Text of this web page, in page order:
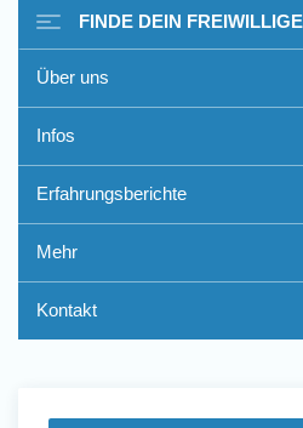
-
FINDE DEIN
Über uns
Infos
Erfahrungsberichte
Mehr
Kontakt